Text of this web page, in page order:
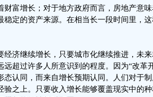
富增长；对于地方政府而言，房地产意
稳定的资产来源。在相当长一段时间里，
济继续增长，只要城市化继续推进，未
超过许多人所意识到的程度。因为“改革
认同，而来自增长预期认同。人们对于制
之上。只要收入增长能够覆盖现实中的种